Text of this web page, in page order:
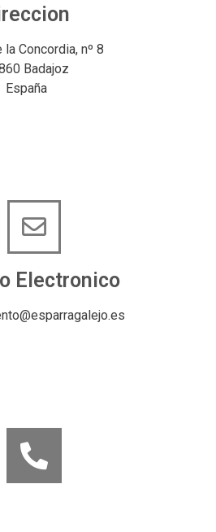
la Concordia, nº 8
Badajoz
España
Electronico